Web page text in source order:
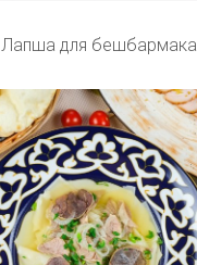
Лапша для бешбармака